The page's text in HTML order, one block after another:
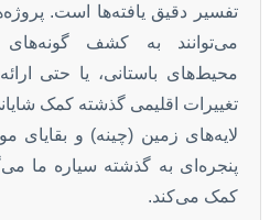
تفسیر دقیق یافته‌ها است.
می‌توانند به کشف
محیط‌های باستانی، یا حتی
تغییرات اقلیمی گذشته کمک
لایه‌های زمین (چینه) و بقایای
پنجره‌ای به گذشته سیاره ما
کمک می‌کند.